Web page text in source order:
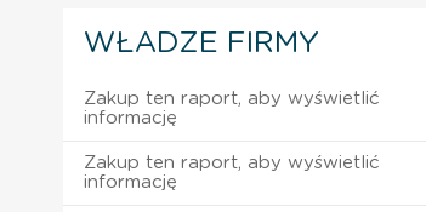
WŁADZE FIRMY
Zakup ten raport, aby wyświetlić
informację
Zakup ten raport, aby wyświetlić
informację